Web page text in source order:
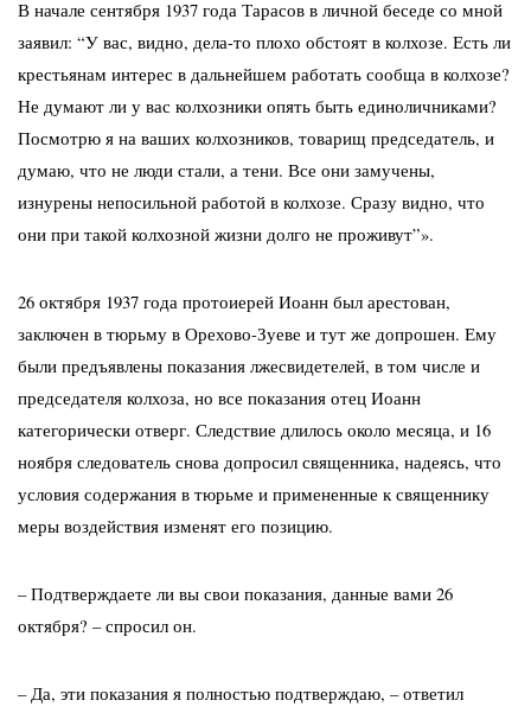
В начале сентября 1937 года Тарасов в личной беседе со мной
заявил: “У вас, видно, дела-то плохо обстоят в колхозе. Есть ли
крестьянам интерес в дальнейшем работать сообща в колхозе?
Не думают ли у вас колхозники опять быть единоличниками?
Посмотрю я на ваших колхозников, товарищ председатель, и
думаю, что не люди стали, а тени. Все они замучены,
изнурены непосильной работой в колхозе. Сразу видно, что
они при такой колхозной жизни долго не проживут”».
26 октября 1937 года протоиерей Иоанн был арестован,
заключен в тюрьму в Орехово-Зуеве и тут же допрошен. Ему
были предъявлены показания лжесвидетелей, в том числе и
председателя колхоза, но все показания отец Иоанн
категорически отверг. Следствие длилось около месяца, и 16
ноября следователь снова допросил священника, надеясь, что
условия содержания в тюрьме и примененные к священнику
меры воздействия изменят его позицию.
– Подтверждаете ли вы свои показания, данные вами 26
октября? – спросил он.
– Да, эти показания я полностью подтверждаю, – ответил